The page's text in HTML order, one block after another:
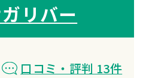
リバー
口コミ・評判 13件